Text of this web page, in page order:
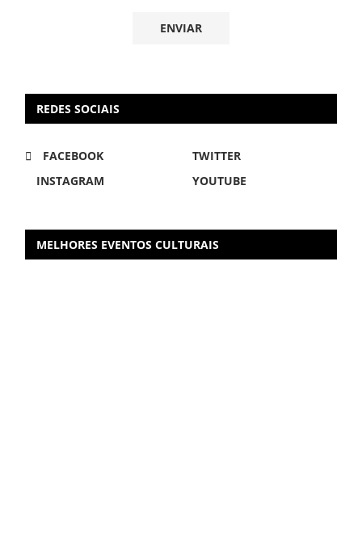
REDES SOCIAIS
FACEBOOK
TWITTER
INSTAGRAM
YOUTUBE
MELHORES EVENTOS CULTURAIS